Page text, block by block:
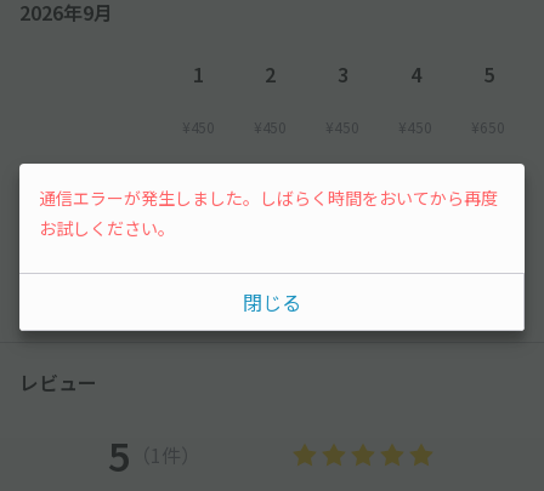
2026年9月
1
¥450
2
¥450
3
¥450
4
¥450
5
¥650
6
¥650
7
¥450
8
以降の空き状況は毎日24:00に更新されます。
レビュー
5 （1件）
通信エラーが発生しました。しばらく時間をおいてから再度
お試しください。
閉じる